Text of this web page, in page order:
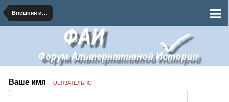
Внешняя и внутренняя политика Российской Империи
Ваше имя ОБЯЗАТЕЛЬНО